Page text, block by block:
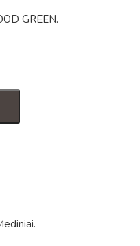
GREEN.
.